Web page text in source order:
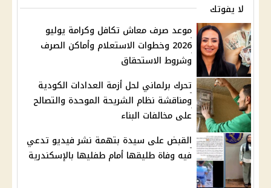
لا يفوتك
موعد صرف معاش تكافل وكرامة يوليو
2026 وخطوات الاستعلام وأماكن الصرف
وشروط الاستحقاق
تحرك برلماني لحل أزمة العدادات الكودية
ومناقشة نظام الشريحة الموحدة والتصالح
على مخالفات البناء
القبض على سيدة بتهمة نشر فيديو تدعي
فيه وفاة طليقها أمام طفليها بالإسكندرية